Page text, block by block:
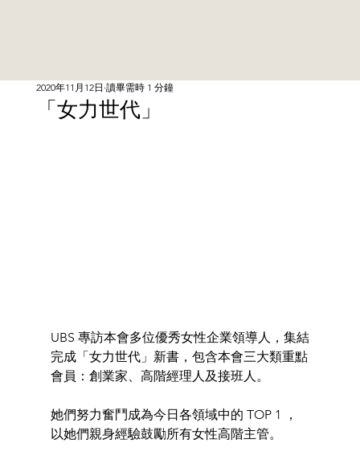
「女力世代」
2020年11月12日 讀畢需時 1 分鐘
UBS 專訪本會多位優秀女性企業領導人，集結
完成「女力世代」新書，包含本會三大類重點
會員：創業家、高階經理人及接班人。
她們努力奮鬥成為今日各領域中的 TOP 1 ，
以她們親身經驗鼓勵所有女性高階主管。